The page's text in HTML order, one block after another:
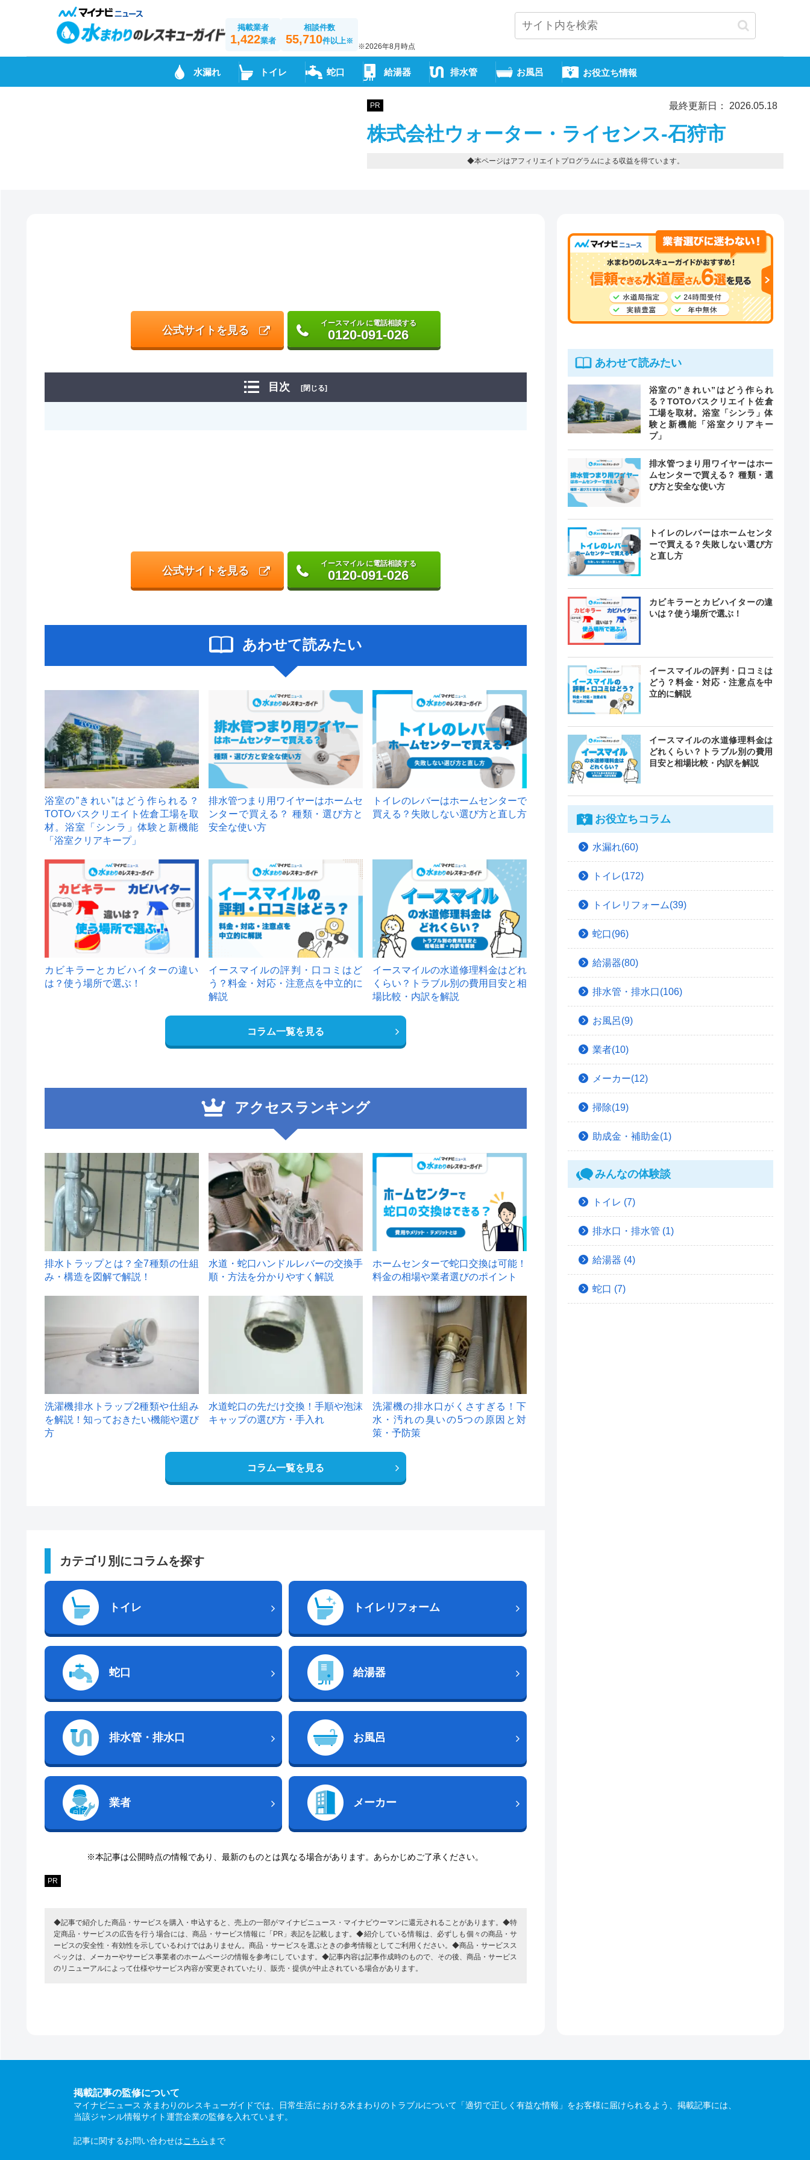
掲載業者
1,422業者
相談件数
55,710件以上※
※2026年8月時点
水漏れ トイレ 蛇口 給湯器 排水管 お風呂 お役立ち情報
PR 最終更新日： 2026.05.18
株式会社ウォーター・ライセンス-石狩市
◆本ページはアフィリエイトプログラムによる収益を得ています。
公式サイトを見る
イースマイル に電話相談する
0120-091-026
目次 [閉じる]
公式サイトを見る
イースマイル に電話相談する
0120-091-026
あわせて読みたい
浴室の”きれい”はどう作られる？
TOTOバスクリエイト佐倉工場を取
材。浴室「シンラ」体験と新機能
「浴室クリアキープ」
排水管つまり用ワイヤーはホームセ
ンターで買える？ 種類・選び方と
安全な使い方
トイレのレバーはホームセンターで
買える？失敗しない選び方と直し方
カビキラーとカビハイターの違い
は？使う場所で選ぶ！
イースマイルの評判・口コミはど
う？料金・対応・注意点を中立的に
解説
イースマイルの水道修理料金はどれ
くらい？トラブル別の費用目安と相
場比較・内訳を解説
コラム一覧を見る
アクセスランキング
1
排水トラップとは？全7種類の仕組
み・構造を図解で解説！
2
水道・蛇口ハンドルレバーの交換手
順・方法を分かりやすく解説
ホームセンターで蛇口交換は可能！
料金の相場や業者選びのポイント
洗濯機排水トラップ2種類や仕組み
を解説！知っておきたい機能や選び
方
水道蛇口の先だけ交換！手順や泡沫
キャップの選び方・手入れ
洗濯機の排水口がくさすぎる！下
水・汚れの臭いの5つの原因と対
策・予防策
コラム一覧を見る
カテゴリ別にコラムを探す
トイレ トイレリフォーム
蛇口 給湯器
排水管・排水口 お風呂
業者 メーカー
※本記事は公開時点の情報であり、最新のものとは異なる場合があります。あらかじめご了承ください。
PR
◆記事で紹介した商品・サービスを購入・申込すると、売上の一部がマイナビニュース・マイナビウーマンに還元されることがあります。◆特
定商品・サービスの広告を行う場合には、商品・サービス情報に「PR」表記を記載します。◆紹介している情報は、必ずしも個々の商品・サ
ービスの安全性・有効性を示しているわけではありません。商品・サービスを選ぶときの参考情報としてご利用ください。◆商品・サービスス
ペックは、メーカーやサービス事業者のホームページの情報を参考にしています。◆記事内容は記事作成時のもので、その後、商品・サービス
のリニューアルによって仕様やサービス内容が変更されていたり、販売・提供が中止されている場合があります。
あわせて読みたい
浴室の”きれい”はどう作られ
る？TOTOバスクリエイト佐倉
工場を取材。浴室「シンラ」体
験と新機能「浴室クリアキー
プ」
排水管つまり用ワイヤーはホー
ムセンターで買える？ 種類・選
び方と安全な使い方
トイレのレバーはホームセンタ
ーで買える？失敗しない選び方
と直し方
カビキラーとカビハイターの違
いは？使う場所で選ぶ！
イースマイルの評判・口コミは
どう？料金・対応・注意点を中
立的に解説
イースマイルの水道修理料金は
どれくらい？トラブル別の費用
目安と相場比較・内訳を解説
お役立ちコラム
水漏れ(60)
トイレ(172)
トイレリフォーム(39)
蛇口(96)
給湯器(80)
排水管・排水口(106)
お風呂(9)
業者(10)
メーカー(12)
掃除(19)
助成金・補助金(1)
みんなの体験談
トイレ (7)
排水口・排水管 (1)
給湯器 (4)
蛇口 (7)
掲載記事の監修について
マイナビニュース 水まわりのレスキューガイドでは、日常生活における水まわりのトラブルについて「適切で正しく有益な情報」をお客様に届けられるよう、掲載記事には、
当該ジャンル情報サイト運営企業の監修を入れています。
記事に関するお問い合わせはこちら まで